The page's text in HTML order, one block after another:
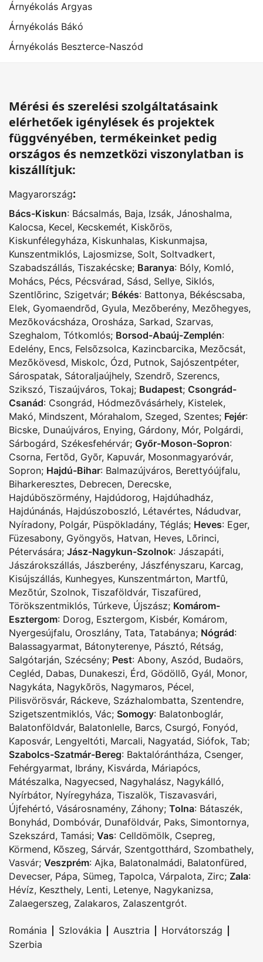
Árnyékolás Argyas
Árnyékolás Bákó
Árnyékolás Beszterce-Naszód
Mérési és szerelési szolgáltatásaink
elérhetőek igénylések és projektek
függvényében, termékeinket pedig
országos és nemzetközi viszonylatban is
kiszállítjuk:
Magyarország:
Bács-Kiskun: Bácsalmás, Baja, Izsák, Jánoshalma,
Kalocsa, Kecel, Kecskemét, Kiskõrös,
Kiskunfélegyháza, Kiskunhalas, Kiskunmajsa,
Kunszentmiklós, Lajosmizse, Solt, Soltvadkert,
Szabadszállás, Tiszakécske; Baranya: Bóly, Komló,
Mohács, Pécs, Pécsvárad, Sásd, Sellye, Siklós,
Szentlõrinc, Szigetvár; Békés: Battonya, Békéscsaba,
Elek, Gyomaendrõd, Gyula, Mezõberény, Mezõhegyes,
Mezõkovácsháza, Orosháza, Sarkad, Szarvas,
Szeghalom, Tótkomlós; Borsod-Abaúj-Zemplén:
Edelény, Encs, Felsõzsolca, Kazincbarcika, Mezõcsát,
Mezõkövesd, Miskolc, Ózd, Putnok, Sajószentpéter,
Sárospatak, Sátoraljaújhely, Szendrõ, Szerencs,
Szikszó, Tiszaújváros, Tokaj; Budapest; Csongrád-
Csanád: Csongrád, Hódmezõvásárhely, Kistelek,
Makó, Mindszent, Mórahalom, Szeged, Szentes; Fejér:
Bicske, Dunaújváros, Enying, Gárdony, Mór, Polgárdi,
Sárbogárd, Székesfehérvár; Győr-Moson-Sopron:
Csorna, Fertõd, Gyõr, Kapuvár, Mosonmagyaróvár,
Sopron; Hajdú-Bihar: Balmazújváros, Berettyóújfalu,
Biharkeresztes, Debrecen, Derecske,
Hajdúböszörmény, Hajdúdorog, Hajdúhadház,
Hajdúnánás, Hajdúszoboszló, Létavértes, Nádudvar,
Nyíradony, Polgár, Püspökladány, Téglás; Heves: Eger,
Füzesabony, Gyöngyös, Hatvan, Heves, Lõrinci,
Pétervására; Jász-Nagykun-Szolnok: Jászapáti,
Jászárokszállás, Jászberény, Jászfényszaru, Karcag,
Kisújszállás, Kunhegyes, Kunszentmárton, Martfû,
Mezõtúr, Szolnok, Tiszaföldvár, Tiszafüred,
Törökszentmiklós, Túrkeve, Újszász; Komárom-
Esztergom: Dorog, Esztergom, Kisbér, Komárom,
Nyergesújfalu, Oroszlány, Tata, Tatabánya; Nógrád:
Balassagyarmat, Bátonyterenye, Pásztó, Rétság,
Salgótarján, Szécsény; Pest: Abony, Aszód, Budaörs,
Cegléd, Dabas, Dunakeszi, Érd, Gödöllõ, Gyál, Monor,
Nagykáta, Nagykõrös, Nagymaros, Pécel,
Pilisvörösvár, Ráckeve, Százhalombatta, Szentendre,
Szigetszentmiklós, Vác; Somogy: Balatonboglár,
Balatonföldvár, Balatonlelle, Barcs, Csurgó, Fonyód,
Kaposvár, Lengyeltóti, Marcali, Nagyatád, Siófok, Tab;
Szabolcs-Szatmár-Bereg: Baktalórántháza, Csenger,
Fehérgyarmat, Ibrány, Kisvárda, Máriapócs,
Mátészalka, Nagyecsed, Nagyhalász, Nagykálló,
Nyírbátor, Nyíregyháza, Tiszalök, Tiszavasvári,
Újfehértó, Vásárosnamény, Záhony; Tolna: Bátaszék,
Bonyhád, Dombóvár, Dunaföldvár, Paks, Simontornya,
Szekszárd, Tamási; Vas: Celldömölk, Csepreg,
Körmend, Kõszeg, Sárvár, Szentgotthárd, Szombathely,
Vasvár; Veszprém: Ajka, Balatonalmádi, Balatonfüred,
Devecser, Pápa, Sümeg, Tapolca, Várpalota, Zirc; Zala:
Hévíz, Keszthely, Lenti, Letenye, Nagykanizsa,
Zalaegerszeg, Zalakaros, Zalaszentgrót.
Románia | Szlovákia | Ausztria | Horvátország |
Szerbia